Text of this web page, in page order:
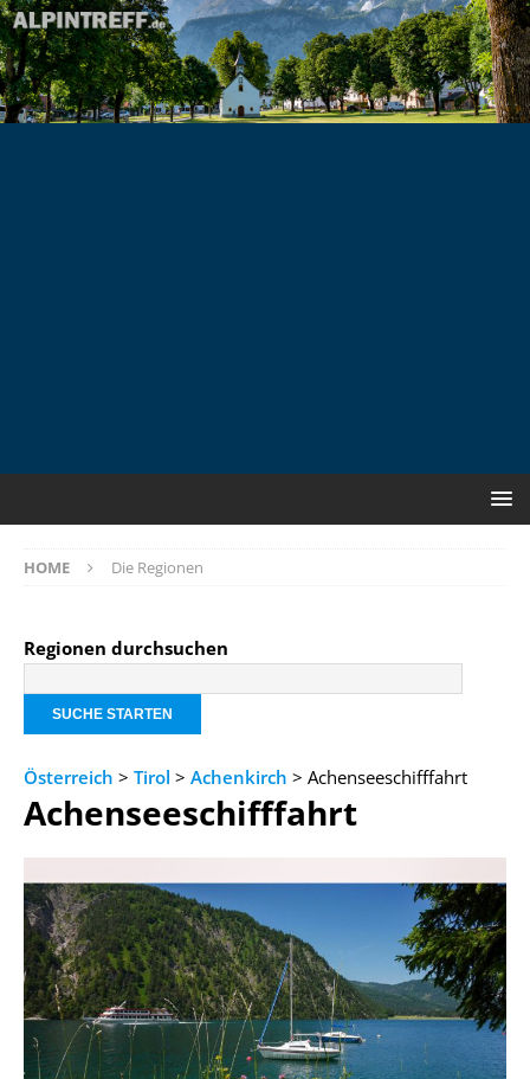
HOME Die Regionen
Regionen durchsuchen
Österreich > Tirol > Achenkirch > Achenseeschifffahrt
Achenseeschifffahrt